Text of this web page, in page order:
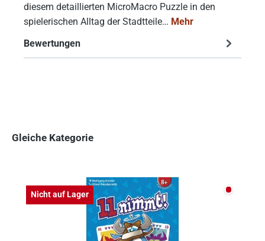
diesem detaillierten MicroMacro Puzzle in den
spielerischen Alltag der Stadtteile… Mehr
Bewertungen
Gleiche Kategorie
Nicht auf Lager Nicht